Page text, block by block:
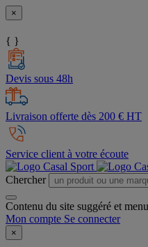
×
{ }
Devis sous 48h
Livraison offerte dès 200 € HT
Service client à votre écoute
Chercher
Contenu du site suggéré et
Mon compte Se connecter
×